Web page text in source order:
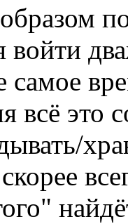
войти
самое
всё это